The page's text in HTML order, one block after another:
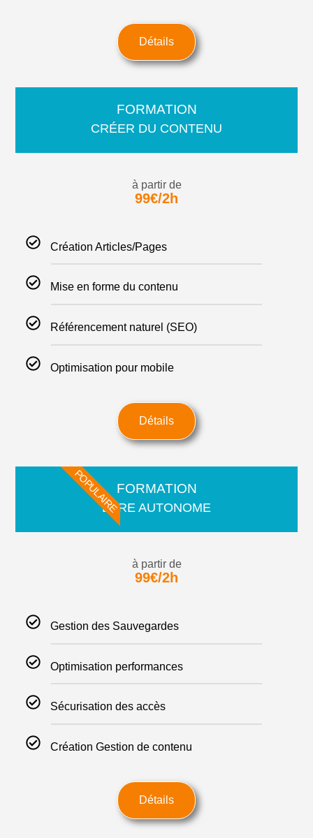
Détails
FORMATION
CRÉER DU CONTENU
à partir de
99€/2h
Création Articles/Pages
Mise en forme du contenu
Référencement naturel (SEO)
Optimisation pour mobile
Détails
POPULAIREFORMATION
ÊTRE AUTONOME
à partir de
99€/2h
Gestion des Sauvegardes
Optimisation performances
Sécurisation des accès
Création Gestion de contenu
Détails